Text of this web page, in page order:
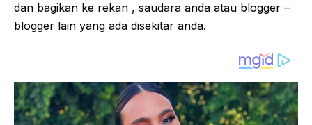
dan bagikan ke rekan , saudara anda atau blogger –
blogger lain yang ada disekitar anda.